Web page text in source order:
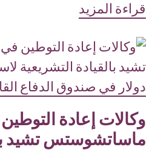
قراءة المزيد
وكالات إعادة
ماساتشوستس تشيد